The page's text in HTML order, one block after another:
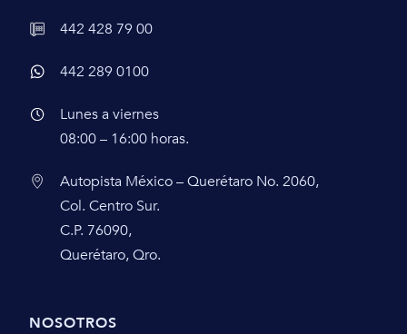
442 428 79 00
442 289 0100
Lunes a viernes
08:00 – 16:00 horas.
Autopista México – Querétaro No. 2060,
Col. Centro Sur.
C.P. 76090,
Querétaro, Qro.
NOSOTROS